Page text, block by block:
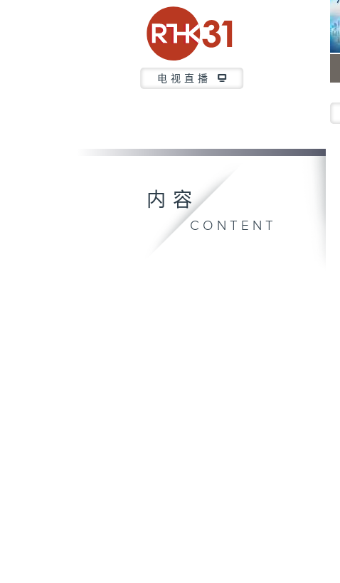
电视直播
内容
CONTENT